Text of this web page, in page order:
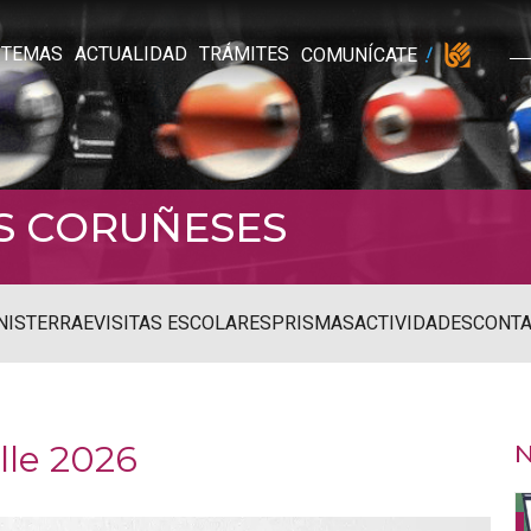
TEMAS ACTUALIDAD TRÁMITES COMUNÍCATE
CORUÑESES
VISITAS ESCOLARESPRISMASACTIVIDADES
2026